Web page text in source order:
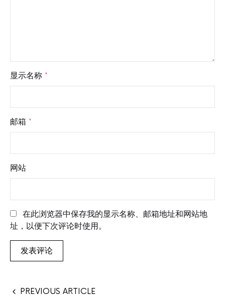
显示名称 *
邮箱 *
网站
在此浏览器中保存我的显示名称、邮箱地址和网站地
址，以便下次评论时使用。
PREVIOUS ARTICLE